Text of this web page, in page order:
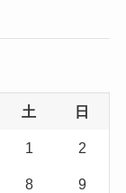
土 日
1 2
8 9